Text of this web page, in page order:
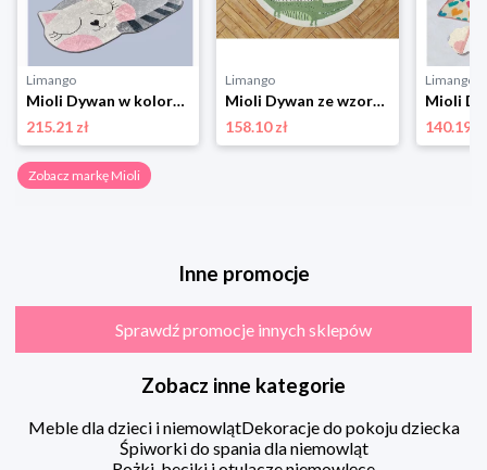
Limango
Mioli Dywan w kolorze szarym rozmiar: 100x160 cm
215.21 zł
Limango
Mioli Dywan ze wzorem rozmiar: 140x140 cm
158.10 zł
Limango
140.19 zł
Zobacz markę Mioli
Inne promocje
Sprawdź promocje innych sklepów
Zobacz inne kategorie
Meble dla dzieci i niemowlątDekoracje do pokoju dziecka
Śpiworki do spania dla niemowląt